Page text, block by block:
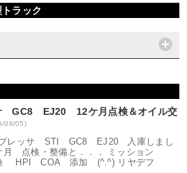
ラック
GC8 EJ20 12ケ月点検＆オイル交
08/05)
レッサ STI GC8 EJ20 入庫しまし
点検・整備と．．． ミッション
HPI COA 添加 (^.^) リヤデフ